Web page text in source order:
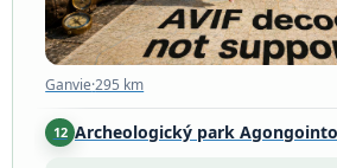
Ganvie·295 km
12 Archeologický park